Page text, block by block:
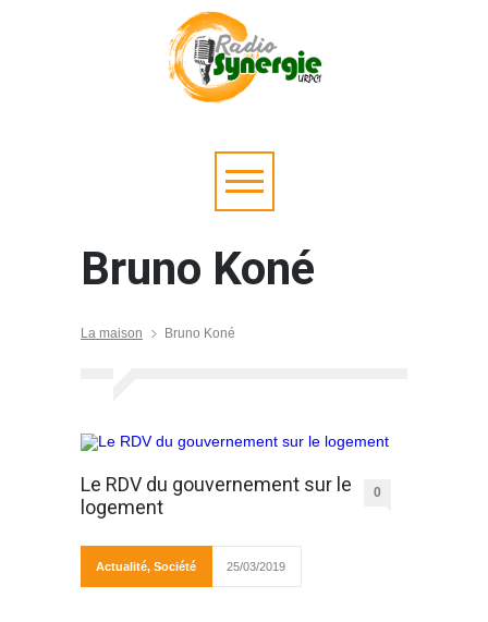
Bruno Koné
La maison Bruno Koné
Le RDV du gouvernement sur le
logement
0
Actualité, Société 25/03/2019